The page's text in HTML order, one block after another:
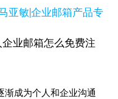
亚敏|企业邮箱产品专
渐成为个人和企业沟通